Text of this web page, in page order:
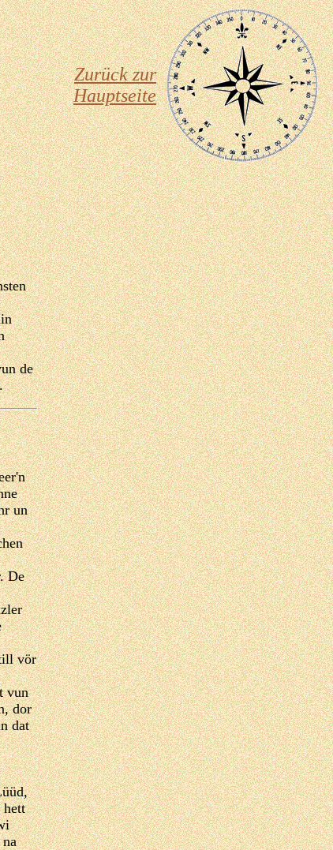
Zurück zur
Hauptseite
de
un
De
vör
vun
dor
dat
hett